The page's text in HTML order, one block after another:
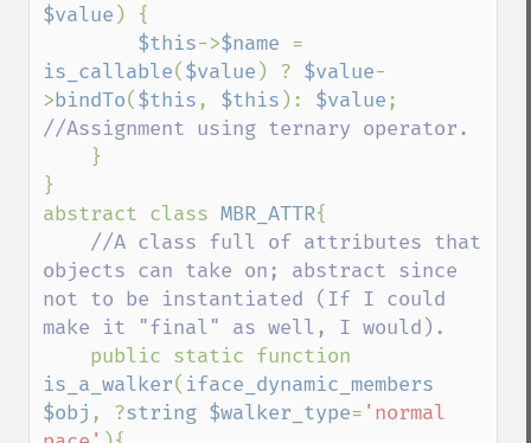
$value ) {
$this->$name
is_callable($value ) ? $value-
>bindTo($this , $this ): $value
//Assignment using ternary operator.
}
}
abstract class MBR_ATTR{
//A class full of attributes that
objects can take on; abstract since
not to be instantiated (If I could
make it "final" as well, I would).
is_a_walker( iface_dynamic_members
$obj , ?string $walker_type= 'normal